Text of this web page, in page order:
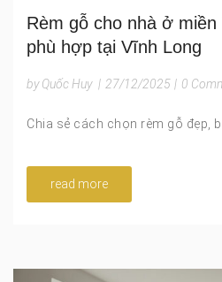
Rèm gỗ cho nhà ở
phù hợp tại Vĩnh Long
by Quốc Huy | 27/12/2025 | 0
Chia sẻ cách chọn rèm gỗ đẹp,
read more